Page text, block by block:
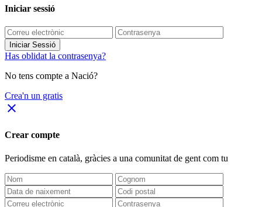
Iniciar sessió
Iniciar Sessió
Has oblidat la contrasenya?
No tens compte a Nació?
Crea'n un gratis
close
Crear compte
Periodisme en català, gràcies a una comunitat de gent com tu